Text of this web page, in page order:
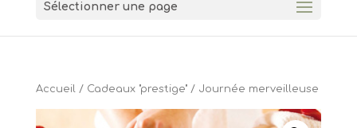
Sélectionner une page
Accueil/ Cadeaux "prestige"/ Journée merveilleuse